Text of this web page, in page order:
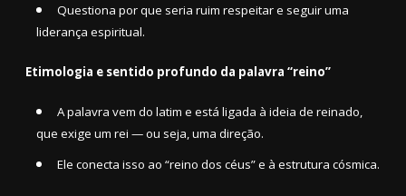
Questiona por que seria ruim respeitar e seguir uma
liderança espiritual.
Etimologia e sentido profundo da palavra “reino”
A palavra vem do latim e está ligada à ideia de reinado,
que exige um rei — ou seja, uma direção.
Ele conecta isso ao “reino dos céus” e à estrutura cósmica.